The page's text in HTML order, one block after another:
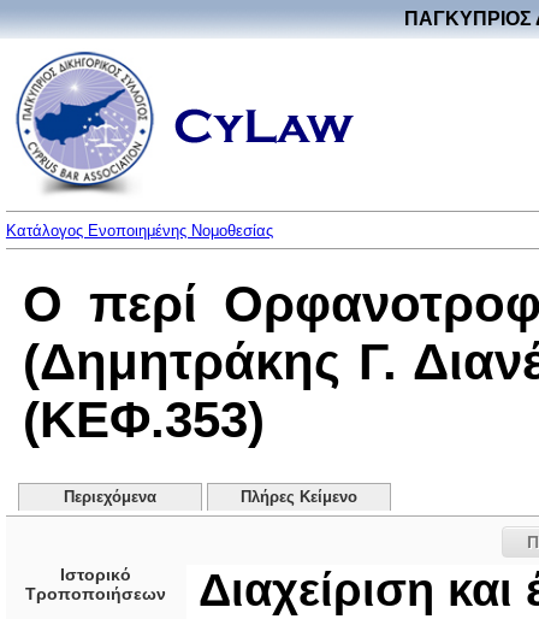
ΠΑΓΚΥΠΡΙΟΣ
Κατάλογος Ενοποιημένης Νομοθεσίας
Ο περί
(Δημητράκης Γ.
(ΚΕΦ.353)
Περιεχόμενα Πλήρες Κείμενο
Ιστορικό
Τροποποιήσεων
Διαχείριση και